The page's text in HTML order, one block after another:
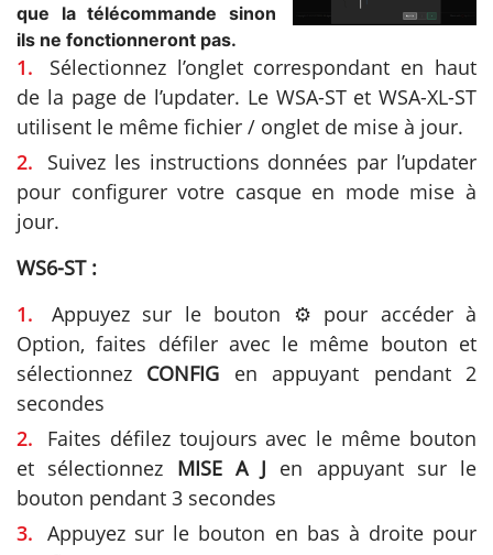
que la télécommande sinon
ils ne fonctionneront pas.
Sélectionnez l’onglet correspondant en haut
de la page de l’updater. Le WSA-ST et WSA-XL-ST
utilisent le même fichier / onglet de mise à jour.
Suivez les instructions données par l’updater
pour configurer votre casque en mode mise à
jour.
WS6-ST :
Appuyez sur le bouton ⚙️ pour accéder à
Option, faites défiler avec le même bouton et
sélectionnez CONFIG en appuyant pendant 2
secondes
Faites défilez toujours avec le même bouton
et sélectionnez MISE A J en appuyant sur le
bouton pendant 3 secondes
Appuyez sur le bouton en bas à droite pour